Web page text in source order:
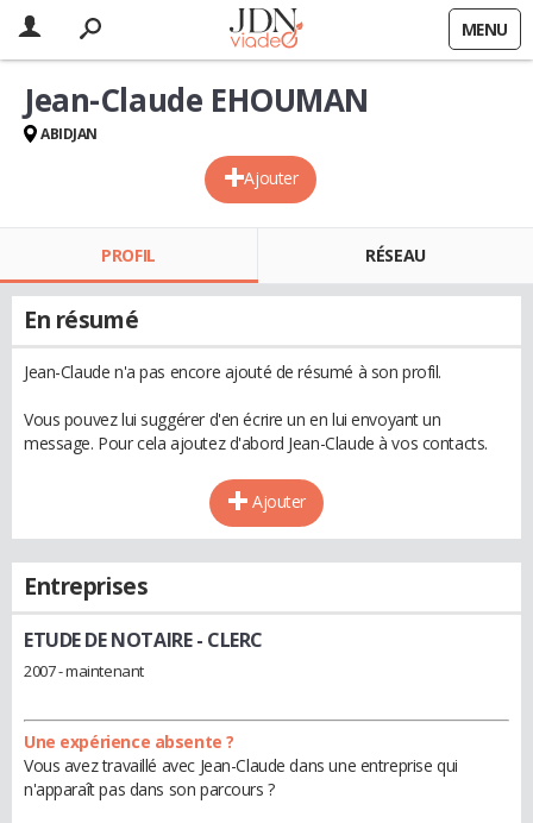
MENU
Ajouter
Jean-Claude EHOUMAN
ABIDJAN
PROFIL RÉSEAU
En résumé
Jean-Claude n'a pas encore ajouté de résumé à son profil.
Vous pouvez lui suggérer d'en écrire un en lui envoyant un
message. Pour cela ajoutez d'abord Jean-Claude à vos contacts.
Ajouter
Entreprises
ETUDE DE NOTAIRE- CLERC
2007 - maintenant
Une expérience absente ?
Vous avez travaillé avec Jean-Claude dans une entreprise qui
n'apparaît pas dans son parcours ?